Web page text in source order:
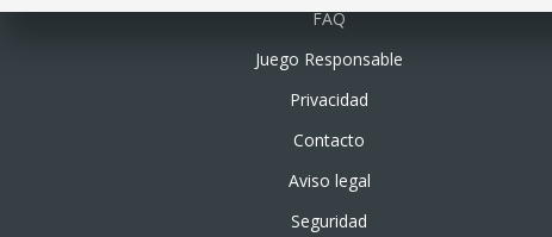
FAQ
Juego Responsable
Privacidad
Contacto
Aviso legal
Seguridad